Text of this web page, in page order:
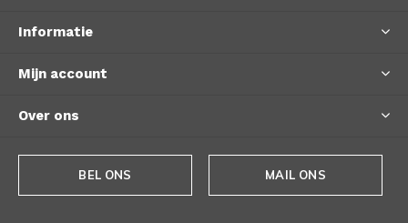
Informatie
Mijn account
Over ons
BEL ONS MAIL ONS